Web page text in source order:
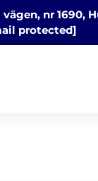
vägen, nr 1690,
protected]